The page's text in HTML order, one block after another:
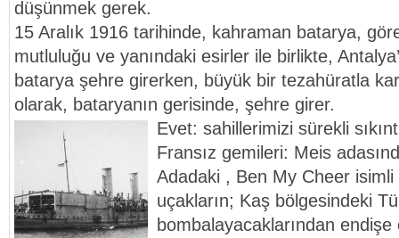
düşünmek gerek.
15 Aralık 1916 tarihinde, kahraman batarya,
mutluluğu ve yanındaki esirler ile birlikte,
batarya şehre girerken, büyük bir tezahüratla
olarak, bataryanın gerisinde, şehre girer.
Evet: sahillerimizi sürekli
Fransız gemileri: Meis
Adadaki , Ben My Cheer
uçakların; Kaş bölgesindeki
bombalayacaklarından